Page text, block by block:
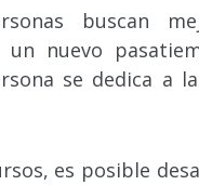
buscan
nuevo
se dedica a
es posible